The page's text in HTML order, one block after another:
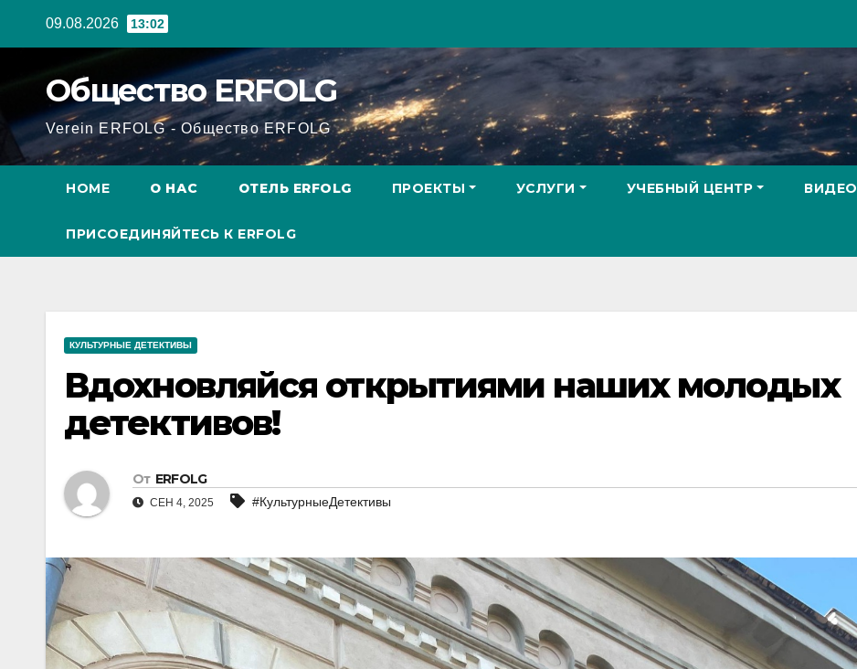
09.08.2026 13:02
Общество ERFOLG
Verein ERFOLG - Общество ERFOLG
HOME О НАС ОТЕЛЬ ERFOLG ПРОЕКТЫ УСЛУГИ УЧЕБНЫЙ ЦЕНТР ВИДЕО
ПРИСОЕДИНЯЙТЕСЬ К ERFOLG
КУЛЬТУРНЫЕ ДЕТЕКТИВЫ
Вдохновляйся открытиями наших молодых
детективов!
От ERFOLG
СЕН 4, 2025 #КультурныеДетективы